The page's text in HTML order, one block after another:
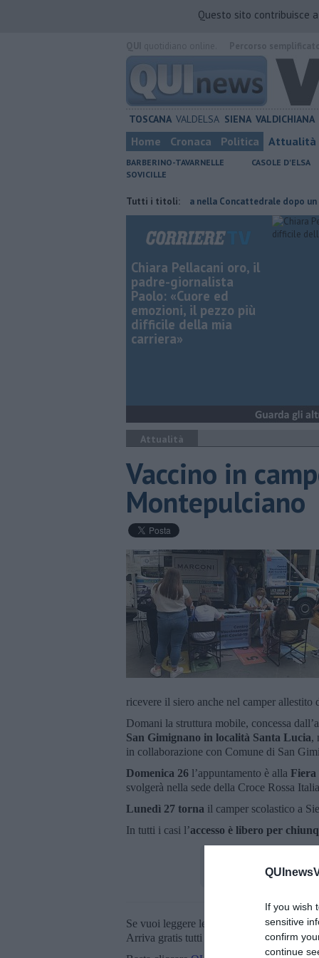
If you wish
sensitive
confirm
continue
Questo sito contribuisce
TOSCANA VALDELSA SIENA VALDICHIANA
Home Cronaca Politica Attualità
BARBERINO-TAVARNELLE CASOLE D'ELSA
SOVICILLE
Tutti i titoli:
Pagina miniata torna nella Concattedrale dopo un secolo
Chiara Pellacani oro, il
padre-giornalista
Paolo: «Cuore ed
emozioni, il pezzo più
difficile della mia
carriera»
Attualità
Vaccino in
Montepulciano
ricevere il siero anche nel camper allestito
Domani la struttura mobile, concessa
San Gimignano in località Santa Lucia,
in collaborazione con Comune di San
Domenica 26 l’appuntamento è alla Fiera
svolgerà nella sede della Croce Rossa
Lunedì 27 torna il camper scolastico a
In tutti i casi l’accesso è libero per
Se vuoi leggere le notizie principali della
Arriva gratis tutti i giorni alle 20:00